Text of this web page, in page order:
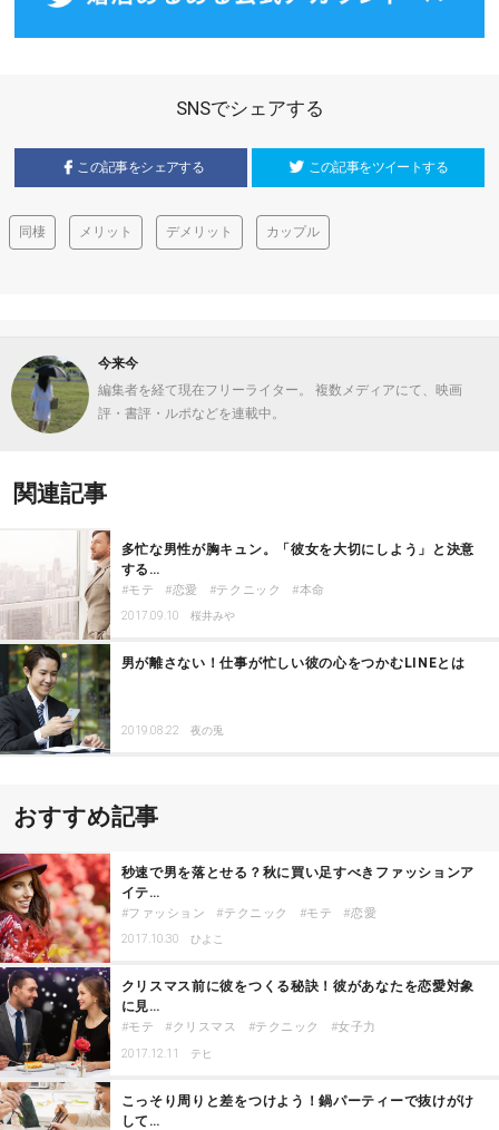
SNSでシェアする
この記事をシェアする この記事をツイートする
同棲 メリット デメリット カップル
今来今
編集者を経て現在フリーライター。 複数メディアにて、映画
評・書評・ルポなどを連載中。
関連記事
多忙な男性が胸キュン。「彼女を大切にしよう」と決意
する…
モテ 恋愛 テクニック 本命
2017.09.10 桜井みや
男が離さない！仕事が忙しい彼の心をつかむLINEとは
2019.08.22 夜の兎
おすすめ記事
秒速で男を落とせる？秋に買い足すべきファッションア
イテ…
ファッション テクニック モテ 恋愛
2017.10.30 ひよこ
クリスマス前に彼をつくる秘訣！彼があなたを恋愛対象
に見…
モテ クリスマス テクニック 女子力
2017.12.11 テヒ
こっそり周りと差をつけよう！鍋パーティーで抜けがけ
して…